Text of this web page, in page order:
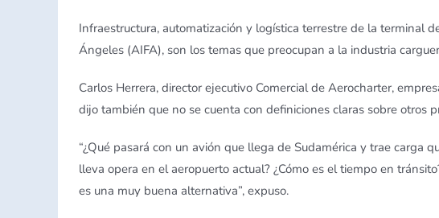
Infraestructura, automatización y logística terrestre de la terminal
Ángeles (AIFA), son los temas que preocupan a la industria
Carlos Herrera, director ejecutivo Comercial de Aerocharter,
dijo también que no se cuenta con definiciones claras sobre otros
“¿Qué pasará con un avión que llega de Sudamérica y trae carga
lleva opera en el aeropuerto actual? ¿Cómo es el tiempo en
es una muy buena alternativa”, expuso.